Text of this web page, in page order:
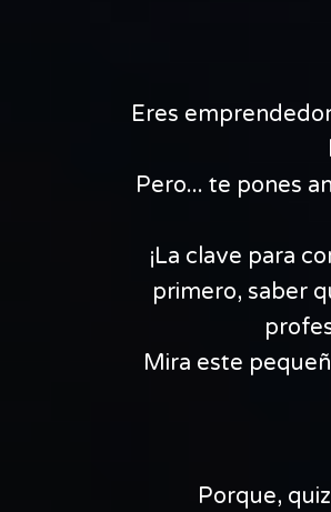
Eres
Pero... te pones
¡La clave para
primero, saber
Mira este
Porque,